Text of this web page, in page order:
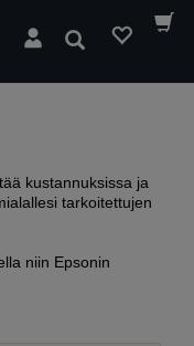
Hae
kustannuksissa ja
tarkoitettujen
niin Epsonin